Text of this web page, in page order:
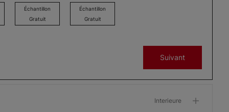
Échantillon
Gratuit
Échantillon
Gratuit
Suivant
Interieure